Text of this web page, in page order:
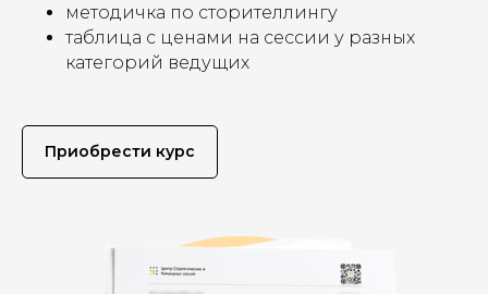
методичка по сторителлингу
таблица с ценами на сессии у разных
категорий ведущих
Приобрести курс